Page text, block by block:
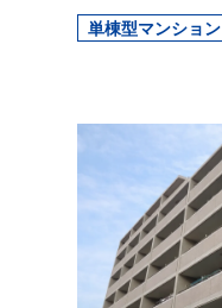
単棟型マンション